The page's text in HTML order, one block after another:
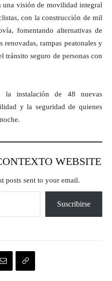
una visión de movilidad integral
con la construcción de mil
fomentando alternativas de
renovadas, rampas peatonales y
tránsito seguro de personas con
la instalación de 48 nuevas
y la seguridad de quienes
WEBSITE
posts sent to your email.
Suscribirse